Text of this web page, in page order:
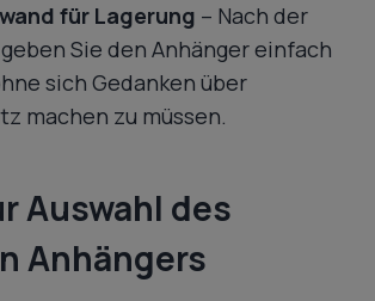
für Lagerung – Nach der
Sie den Anhänger einfach
sich Gedanken über
machen zu müssen.
Auswahl des
Anhängers